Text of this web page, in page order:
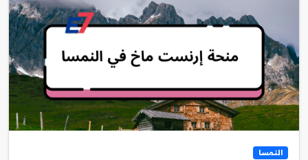
النمسا